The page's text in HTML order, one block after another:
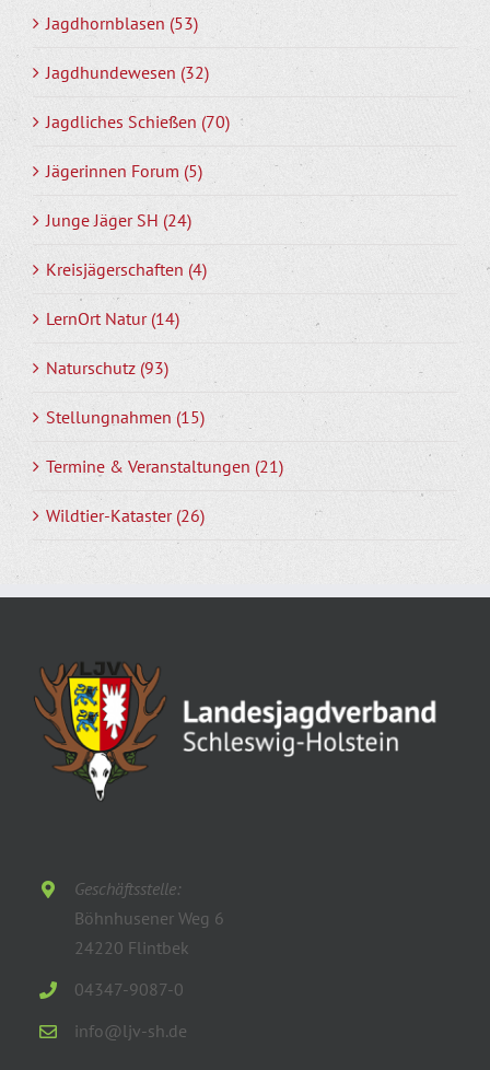
Jagdhornblasen (53)
Jagdhundewesen (32)
Jagdliches Schießen (70)
Jägerinnen Forum (5)
Junge Jäger SH (24)
Kreisjägerschaften (4)
LernOrt Natur (14)
Naturschutz (93)
Stellungnahmen (15)
Termine & Veranstaltungen (21)
Wildtier-Kataster (26)
Geschäftsstelle:
Böhnhusener Weg 6
24220 Flintbek
04347-9087-0
info@ljv-sh.de